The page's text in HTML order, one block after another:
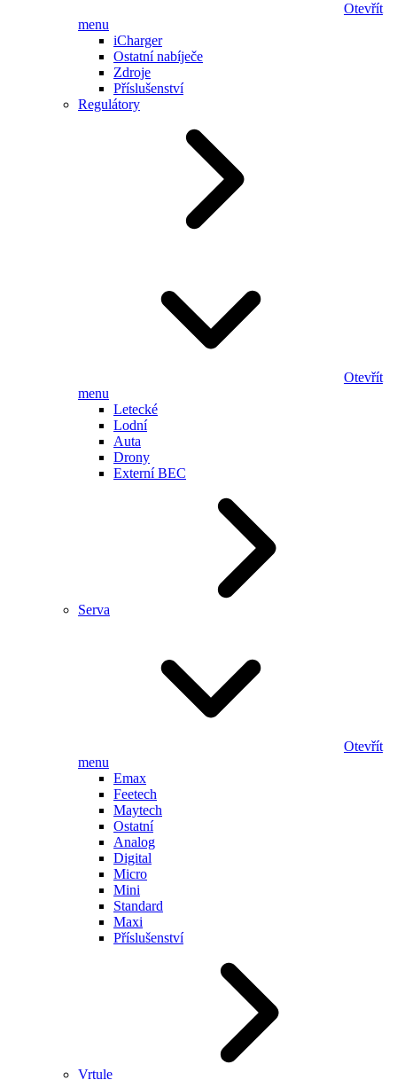
Otevřít
menu
iCharger
Ostatní nabíječe
Zdroje
Příslušenství
Regulátory
Otevřít
menu
Letecké
Lodní
Auta
Drony
Externí BEC
Serva
Otevřít
menu
Emax
Feetech
Maytech
Ostatní
Analog
Digital
Micro
Mini
Standard
Maxi
Příslušenství
Vrtule